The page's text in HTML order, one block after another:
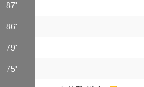
87'
86'
79'
75'